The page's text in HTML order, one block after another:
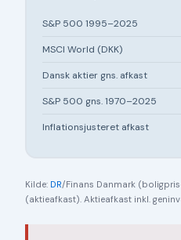
S&P 500 1995–2025
MSCI World (DKK)
Dansk aktier gns. afkast
S&P 500 gns. 1970–2025
Inflationsjusteret afkast
Kilde: DR/Finans Danmark
(aktieafkast). Aktieafkast inkl.